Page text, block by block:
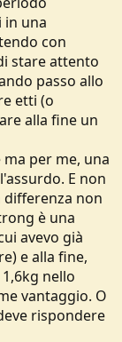
in una
con
stare attento
passo allo
etti (o
alla fine un
per me, una
E non
non
è una
avevo già
e alla fine,
nello
vantaggio. O
rispondere